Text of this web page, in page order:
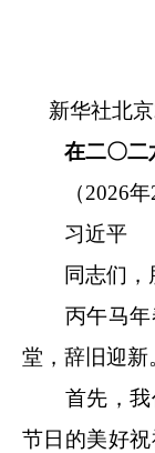
新华社北
在二〇二
（2026年2
习近平
同志们，
丙午马年
堂，辞旧迎新
首先，我
节日的美好